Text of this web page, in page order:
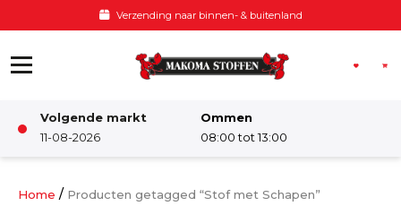
Verzending naar binnen- & buitenland
Volgende markt
11-08-2026
Ommen
08:00 tot 13:00
Damesstoffen
Home / Producten getagged “Stof met Schapen”